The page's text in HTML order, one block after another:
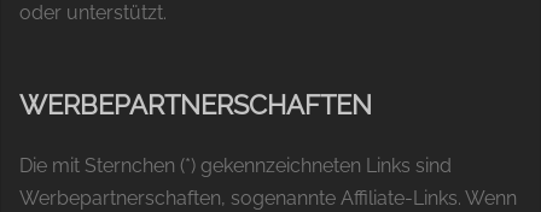
oder unterstützt.
WERBEPARTNERSCHAFTEN
Die mit Sternchen (*) gekennzeichneten Links sind
Werbepartnerschaften, sogenannte Affiliate-Links. Wenn